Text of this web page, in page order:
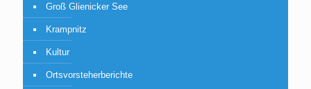
Groß Glienicker See
Krampnitz
Kultur
Ortsvorsteherberichte